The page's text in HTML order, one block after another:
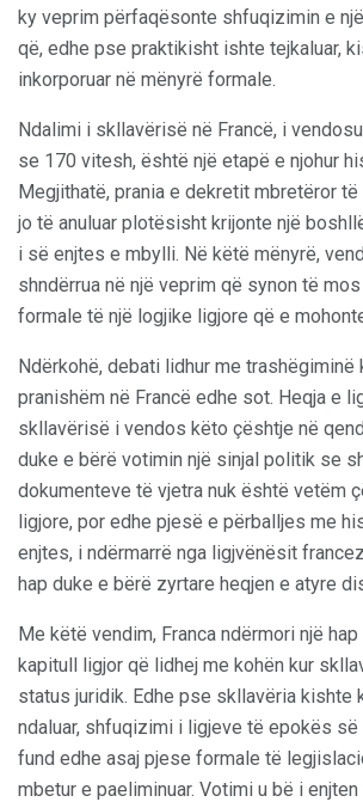
ky veprim përfaqësonte shfuqizimin e
që, edhe pse praktikisht ishte tejkaluar,
inkorporuar në mënyrë formale.
Ndalimi i skllavërisë në Francë, i
se 170 vitesh, është një etapë e njohur
Megjithatë, prania e dekretit mbretëror
jo të anuluar plotësisht krijonte një
i së enjtes e mbylli. Në këtë mënyrë,
shndërrua në një veprim që synon të
formale të një logjike ligjore që e
Ndërkohë, debati lidhur me
pranishëm në Francë edhe sot. Heqja e
skllavërisë i vendos këto çështje në
duke e bërë votimin një sinjal politik se
dokumenteve të vjetra nuk është vetëm
ligjore, por edhe pjesë e përballjes me
enjtes, i ndërmarrë nga ligjvënësit
hap duke e bërë zyrtare heqjen e atyre
Me këtë vendim, Franca ndërmori një
kapitull ligjor që lidhej me kohën kur
status juridik. Edhe pse skllavëria kishte
ndaluar, shfuqizimi i ligjeve të epokës
fund edhe asaj pjese formale të
mbetur e paeliminuar. Votimi u bë i